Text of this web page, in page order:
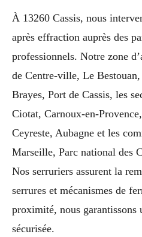
À 13260 Cassis, nous
après effraction auprès des
professionnels. Notre zone
de Centre-ville, Le
Brayes, Port de Cassis, les
Ciotat, Carnoux-en-
Ceyreste, Aubagne et les
Marseille, Parc national des
Nos serruriers assurent la
serrures et mécanismes de
proximité, nous garantissons
sécurisée.